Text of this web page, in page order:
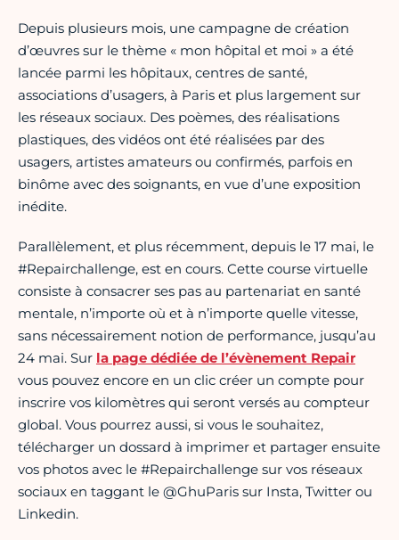
Depuis plusieurs mois, une campagne de création
d’œuvres sur le thème « mon hôpital et moi » a été
lancée parmi les hôpitaux, centres de santé,
associations d’usagers, à Paris et plus largement sur
les réseaux sociaux. Des poèmes, des réalisations
plastiques, des vidéos ont été réalisées par des
usagers, artistes amateurs ou confirmés, parfois en
binôme avec des soignants, en vue d’une exposition
inédite.
Parallèlement, et plus récemment, depuis le 17 mai, le
#Repairchallenge, est en cours. Cette course virtuelle
consiste à consacrer ses pas au partenariat en santé
mentale, n’importe où et à n’importe quelle vitesse,
sans nécessairement notion de performance, jusqu’au
24 mai. Sur la page dédiée de l’évènement Repair
vous pouvez encore en un clic créer un compte pour
inscrire vos kilomètres qui seront versés au compteur
global. Vous pourrez aussi, si vous le souhaitez,
télécharger un dossard à imprimer et partager ensuite
vos photos avec le #Repairchallenge sur vos réseaux
sociaux en taggant le @GhuParis sur Insta, Twitter ou
Linkedin.